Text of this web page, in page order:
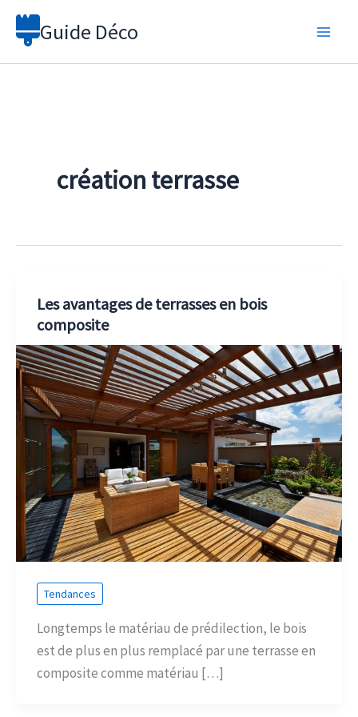
Aller
Guide Déco
création terrasse
Les avantages de terrasses en bois
composite
Tendances
Longtemps le matériau de prédilection, le bois
est de plus en plus remplacé par une terrasse en
composite comme matériau […]